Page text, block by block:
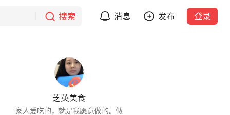
搜索 消息 发布 登录
芝英美食
家人爱吃的，就是我愿意做的。做